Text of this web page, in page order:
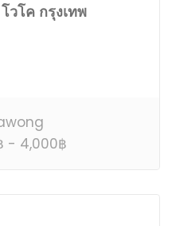
วโค กรุงเทพ
- 4,000฿